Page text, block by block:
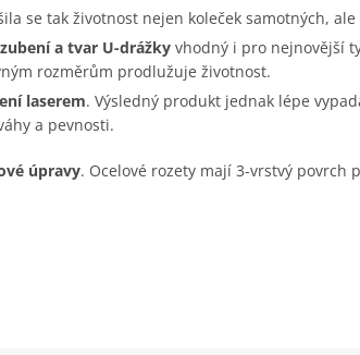
se tak životnost nejen koleček samotných,
a tvar U-drážky vhodný i pro nejnovější
rozměrům prodlužuje životnost.
laserem. Výsledný produkt jednak lépe
a pevnosti.
úpravy. Ocelové rozety mají 3-vrstvý